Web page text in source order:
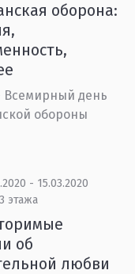
оборона:
Всемирный день
обороны
- 15.03.2020
этажа
об
любви